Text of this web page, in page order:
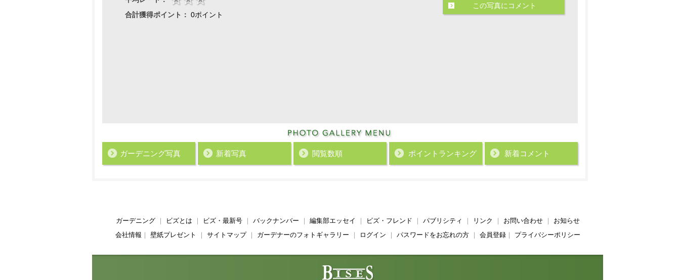
合計獲得ポイント： 0ポイント
この写真にコメント
ガーデニング写真 新着写真 閲覧数順 ポイント ランキング 新着コメント
ガーデニング｜ ビズとは ビズ・最新号｜ バックナンバー 編集部エッセイ ビズ・フレンド パブリシティ リンク お問い合わせ｜ お知らせ
会社情報
壁紙プレゼント サイトマップ｜ ガーデナーのフォトギャラリー ログイン パスワードをお忘れの方｜ 会員登録｜ プライバシーポリシー